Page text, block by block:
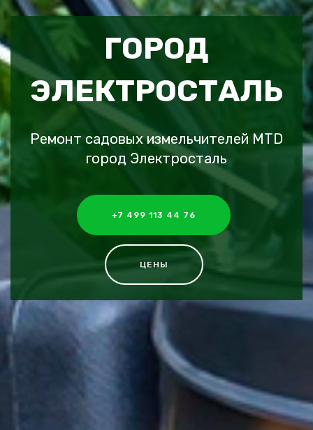
ГОРОД
ЭЛЕКТРОСТАЛЬ
Ремонт садовых измельчителей MTD
город Электросталь
+7 499 113 44 76
ЦЕНЫ